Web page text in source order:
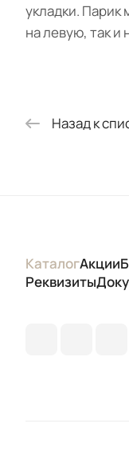
укладки. Парик
на левую, так и
Назад к
КаталогАкции
Реквизиты